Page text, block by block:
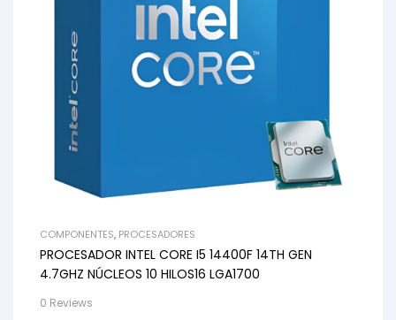
COMPONENTES, PROCESADORES
PROCESADOR INTEL CORE I5 14400F 14TH GEN
4.7GHZ NÚCLEOS 10 HILOS16 LGA1700
0 Reviews